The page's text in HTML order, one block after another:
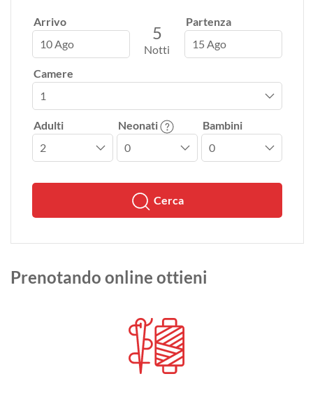
Arrivo
10 Ago
5
Notti
Partenza
15 Ago
Camere
Adulti Neonati Bambini
Cerca
Prenotando online ottieni